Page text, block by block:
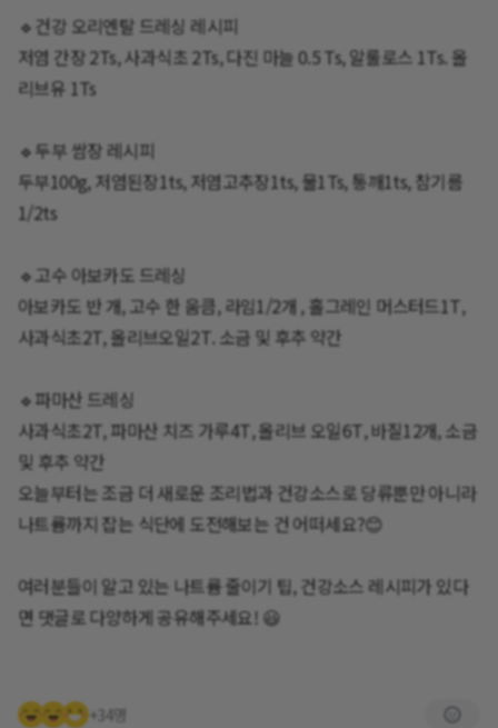
🔹건강 오리엔탈 드레싱 레시피
저염 간장 2Ts, 사과식초 2Ts, 다진 마늘 0.5 Ts, 알룰로스 1Ts. 올
리브유 1Ts
🔹두부 쌈장 레시피
두부100g, 저염된장1ts, 저염고추장1ts, 물1Ts, 통깨1ts, 참기름
1/2ts
🔹고수 아보카도 드레싱
아보카도 반 개, 고수 한 움큼, 라임1/2개 , 홀그레인 머스터드1T,
사과식초2T, 올리브오일2T. 소금 및 후추 약간
🔹파마산 드레싱
사과식초2T, 파마산 치즈 가루4T, 올리브 오일6T, 바질12개, 소금
및 후추 약간
오늘부터는 조금 더 새로운 조리법과 건강소스로 당류뿐만 아니라
나트륨까지 잡는 식단에 도전해보는 건 어떠세요?😊
여러분들이 알고 있는 나트륨 줄이기 팁, 건강소스 레시피가 있다
면 댓글로 다양하게 공유해주세요! 😃
+34명